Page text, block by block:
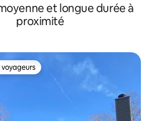
et longue durée à
proximité
les plus appréciés